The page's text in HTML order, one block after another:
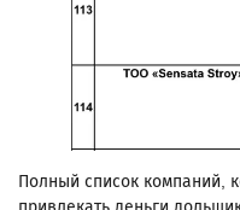
Полный список компаний,